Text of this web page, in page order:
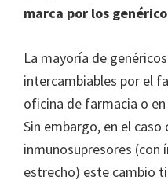
marca por los
La mayoría de
intercambiables por el
oficina de farmacia o
Sin embargo, en el
inmunosupresores (con
estrecho) este cambio